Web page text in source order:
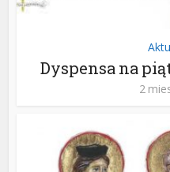
Dyspensa na
2